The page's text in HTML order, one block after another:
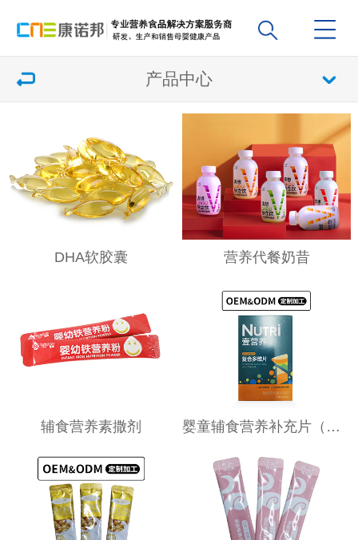
产品中心
DHA软胶囊 营养代餐奶昔
辅食营养素撒剂 婴童辅食营养补充片（多维片）